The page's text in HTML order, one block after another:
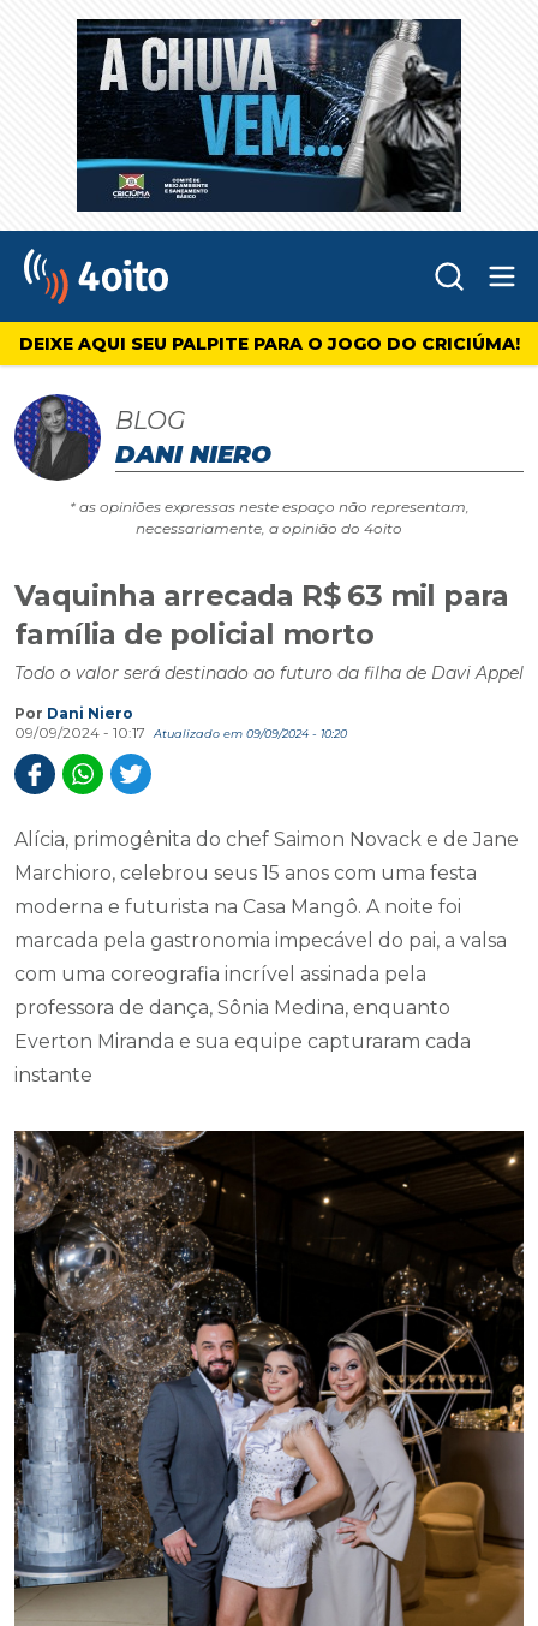
4oito
DEIXE AQUI SEU PALPITE PARA O JOGO DO CRICIÚMA!
BLOG
DANI NIERO
* as opiniões expressas neste espaço não representam,
necessariamente, a opinião do 4oito
Vaquinha arrecada R$ 63 mil para
família de policial morto
Todo o valor será destinado ao futuro da filha de Davi Appel
Por Dani Niero
09/09/2024 - 10:17
Atualizado em 09/09/2024 - 10:20
Alícia, primogênita do chef Saimon Novack e de Jane
Marchioro, celebrou seus 15 anos com uma festa
moderna e futurista na Casa Mangô. A noite foi
marcada pela gastronomia impecável do pai, a valsa
com uma coreografia incrível assinada pela
professora de dança, Sônia Medina, enquanto
Everton Miranda e sua equipe capturaram cada
instante